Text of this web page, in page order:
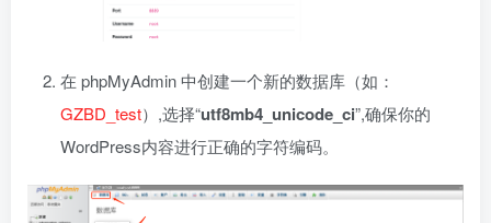
在 phpMyAdmin 中创建一个新的数据库（如：
GZBD_test）,选择“utf8mb4_unicode_ci”,确保你的
WordPress内容进行正确的字符编码。